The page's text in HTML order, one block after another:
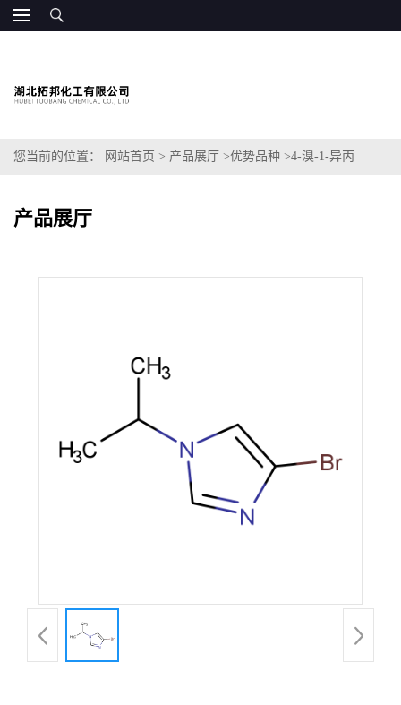
您当前的位置： 网站首页 > 产品展厅 >优势品种 >4-溴-1-异丙
产品展厅